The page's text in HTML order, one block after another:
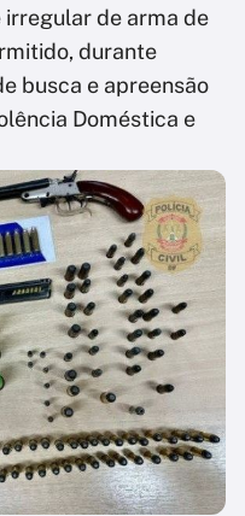
irregular de arma de
durante
busca e apreensão
Doméstica e